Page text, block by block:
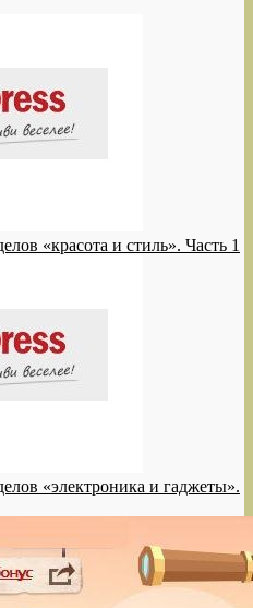
«красота и стиль». Часть 1
«электроника и гаджеты».